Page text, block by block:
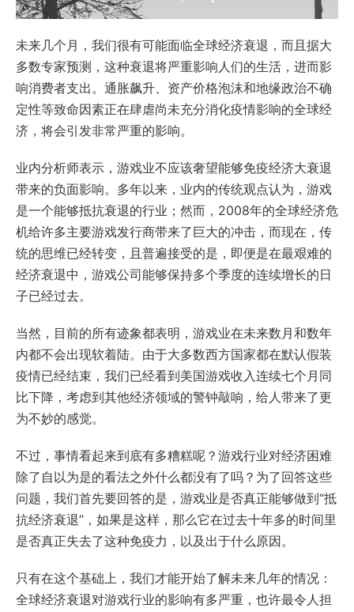
未来几个月，我们很有可能面临全球经济衰退，而且据大
多数专家预测，这种衰退将严重影响人们的生活，进而影
响消费者支出。通胀飙升、资产价格泡沫和地缘政治不确
定性等致命因素正在肆虐尚未充分消化疫情影响的全球经
济，将会引发非常严重的影响。
业内分析师表示，游戏业不应该奢望能够免疫经济大衰退
带来的负面影响。多年以来，业内的传统观点认为，游戏
是一个能够抵抗衰退的行业；然而，2008年的全球经济危
机给许多主要游戏发行商带来了巨大的冲击，而现在，传
统的思维已经转变，且普遍接受的是，即便是在最艰难的
经济衰退中，游戏公司能够保持多个季度的连续增长的日
子已经过去。
当然，目前的所有迹象都表明，游戏业在未来数月和数年
内都不会出现软着陆。由于大多数西方国家都在默认假装
疫情已经结束，我们已经看到美国游戏收入连续七个月同
比下降，考虑到其他经济领域的警钟敲响，给人带来了更
为不妙的感觉。
不过，事情看起来到底有多糟糕呢？游戏行业对经济困难
除了自以为是的看法之外什么都没有了吗？为了回答这些
问题，我们首先要回答的是，游戏业是否真正能够做到“抵
抗经济衰退”，如果是这样，那么它在过去十年多的时间里
是否真正失去了这种免疫力，以及出于什么原因。
只有在这个基础上，我们才能开始了解未来几年的情况：
全球经济衰退对游戏行业的影响有多严重，也许最令人担